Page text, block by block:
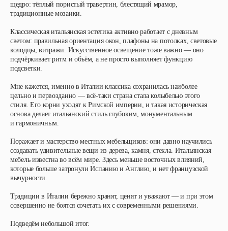
щедро: тёплый пористый травертин, блестящий мрамор,
традиционные мозаики.
Классическая итальянская эстетика активно работает с дневным
светом: правильная ориентация окон, плафоны на потолках, световые
колодцы, витражи. Искусственное освещение тоже важно — оно
подчёркивает ритм и объём, а не просто выполняет функцию
подсветки.
Мне кажется, именно в Италии классика сохранилась наиболее
цельно и первозданно — всё-таки страна стала колыбелью этого
стиля. Его корни уходят к Римской империи, и такая историческая
основа делает итальянский стиль глубоким, монументальным
и гармоничным.
Поражает и мастерство местных мебельщиков: они давно научились
создавать удивительные вещи из дерева, камня, стекла. Итальянская
мебель известна во всём мире. Здесь меньше восточных влияний,
которые больше затронули Испанию и Англию, и нет французской
вычурности.
Традиции в Италии бережно хранят, ценят и уважают — и при этом
совершенно не боятся сочетать их с современными решениями.
Подведём небольшой итог.